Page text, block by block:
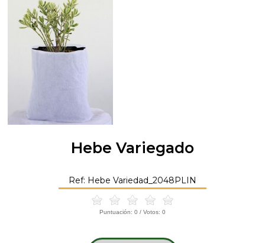
Hebe Variegado
Ref: Hebe Variedad_2048PLIN
Puntuación: 0 / Votos: 0